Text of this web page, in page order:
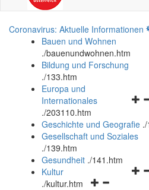
Coronavirus: Aktuelle Informationen
Bauen und Wohnen
./bauenundwohnen.htm
Bildung und Forschung
./133.htm
und
Europa und
Internationales
./203110.htm
Geschichte und Geografie .
Gesellschaft und Soziales
./139.htm
Gesundheit ./141.htm
Navigationsmenü
Kultur
./kultur.htm